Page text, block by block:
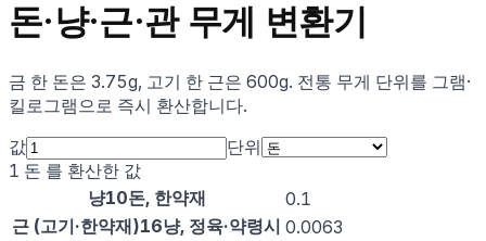
돈·냥·근·관 무게 변환기
금 한 돈은 3.75g, 고기 한 근은 600g. 전통 무게 단위를 그램·
킬로그램으로 즉시 환산합니다.
값
단위
1 돈 를 환산한 값
냥10돈, 한약재
0.1
근 (고기·한약재)16냥, 정육·약령시 0.0063